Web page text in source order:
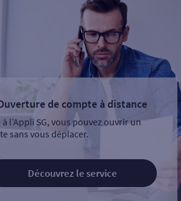
de compte à distance
à l’Appli SG, vous pouvez ouvrir un
sans vous déplacer.
Découvrez le service